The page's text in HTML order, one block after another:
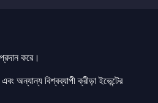
করে।
অন্যান্য বিশ্বব্যাপী ক্রীড়া ইভেন্টের